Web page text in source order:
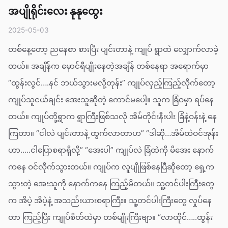
အပျိုရိုင်းလေး နုနုထွေး
2025-05-03
တစ်နေ့တော့ ညနေစာ စားပြီး ပျင်းတာနဲ့ ကျုပ် ရွာထဲ လျှောက်လာခဲ့
တယ်။ အချိန်က မှောင်ရီပျိုးနေတဲ့အချိန် တစ်နေရာ အရောက်မှာ
“ထွန်းလွင်….နင် ဘယ်သွားမလို့တုန်း” ကျုပ်လှည့်ကြည့်လိုက်တော့
ကျုပ်သူငယ်ချင်း အေးသူဆိုတဲ့ ကောင်မပေါ့။ သူက ခြံဝမှာ ရပ်နေ
တယ်။ ကျုပ်တို့ရွာက ရွာကြီးဖြစ်သလို အိမ်တိုင်းနီးပါး ခြံနဲ့ဝန်းနဲ့ နေ
ကြတာ။ “ငါလဲ ပျင်းတာနဲ့ ထွက်လာတာဟ” “ဒါဆို…အိမ်ထဲဝင်အုန်း
ဟာ…..ငါပြောစရာရှိလို့” “အေးပါ” ကျုပ်လဲ ခြံထဲကို မိအေး နောက်
ကနေ ဝင်လိုက်သွားတယ်။ ကျုပ်က လူပျိုဖြစ်နေပြီဆိုတော့ ရှေ့က
သွားတဲ့ အေးသူကို နောက်ကနေ ကြည့်မိတယ်။ သူ့တင်ပါးကြီးတွေ
က အိပဲ့ အိပဲ့နဲ့ အသည်းယားစရာကြီး။ သူ့တင်ပါးကြီးတွေ လှုပ်နေ
တာ ကြည့်ပြီး ကျုပ်စိတ်ထဲမှာ တစ်မျိုးကြီးဗျာ။ “လာထိုင်…..ထွန်း